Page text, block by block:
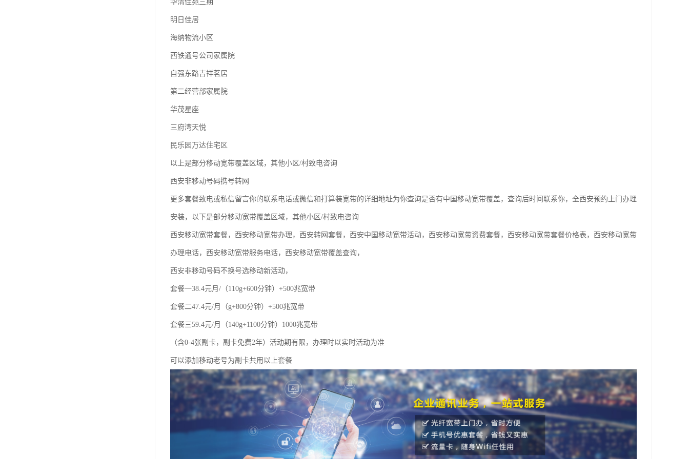
华清佳苑三期
明日佳居
海纳物流小区
西铁通号公司家属院
自强东路吉祥茗居
第二经营部家属院
华茂星座
三府湾天悦
民乐园万达住宅区
以上是部分移动宽带覆盖区域，其他小区/村致电咨询
西安非移动号码携号转网
更多套餐致电或私信留言你的联系电话或微信和打算装宽带的详细地址为你查询是否有中国移动宽带覆盖，查询后时间联系你，全西安预约上门办理
安装，以下是部分移动宽带覆盖区域，其他小区/村致电咨询
西安移动宽带套餐，西安移动宽带办理，西安转网套餐，西安中国移动宽带活动，西安移动宽带资费套餐，西安移动宽带套餐价格表，西安移动宽带
办理电话，西安移动宽带服务电话，西安移动宽带覆盖查询，
西安非移动号码不换号选移动新活动，
套餐一38.4元月/（110g+600分钟）+500兆宽带
套餐二47.4元/月（g+800分钟）+500兆宽带
套餐三59.4元/月（140g+1100分钟）1000兆宽带
（含0-4张副卡，副卡免费2年）活动期有限，办理时以实时活动为准
可以添加移动老号为副卡共用以上套餐